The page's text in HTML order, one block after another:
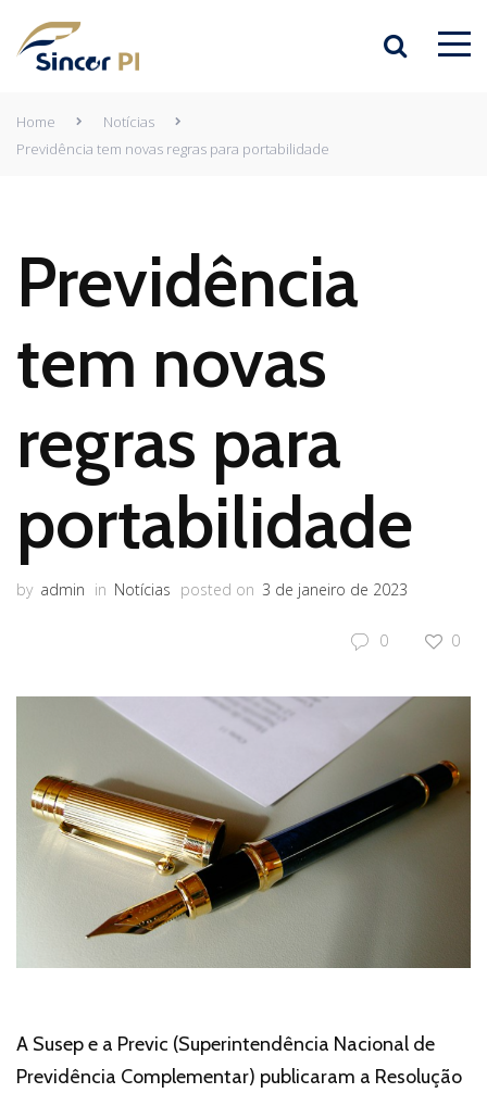
Home
Notícias
Previdência tem novas regras para portabilidade
Previdência
tem novas
regras para
portabilidade
by admin in Notícias posted on 3 de janeiro de 2023
0 0
A Susep e a Previc (Superintendência Nacional de
Previdência Complementar) publicaram a Resolução